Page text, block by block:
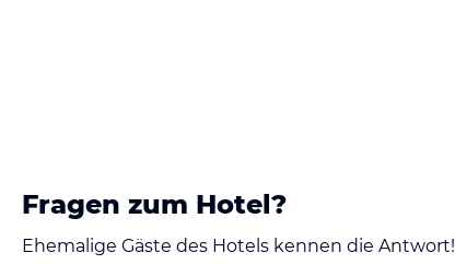
Fragen zum Hotel?
Ehemalige Gäste des Hotels kennen die Antwort!